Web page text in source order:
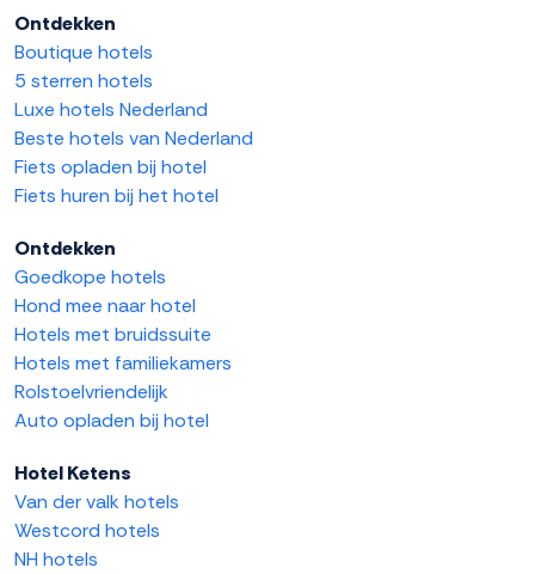
Ontdekken
Boutique hotels
5 sterren hotels
Luxe hotels Nederland
Beste hotels van Nederland
Fiets opladen bij hotel
Fiets huren bij het hotel
Ontdekken
Goedkope hotels
Hond mee naar hotel
Hotels met bruidssuite
Hotels met familiekamers
Rolstoelvriendelijk
Auto opladen bij hotel
Hotel Ketens
Van der valk hotels
Westcord hotels
NH hotels